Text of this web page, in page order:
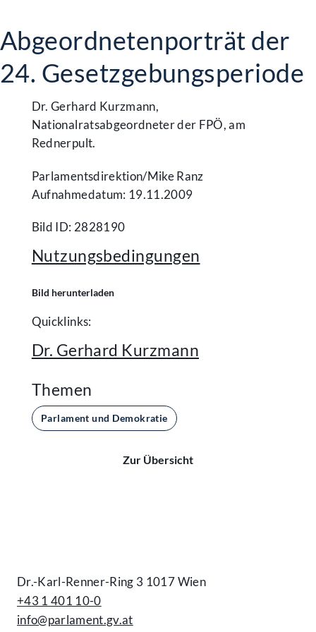
Abgeordnetenporträt der
24. Gesetzgebungsperiode
Dr. Gerhard Kurzmann,
Nationalratsabgeordneter der FPÖ, am
Rednerpult.
Parlamentsdirektion/​Mike Ranz
Aufnahmedatum: 19.11.2009
Bild ID: 2828190
Nutzungsbedingungen
Bild herunterladen
Quicklinks:
Dr. Gerhard Kurzmann
Themen
Parlament und Demokratie
Zur Übersicht
Dr.-Karl-Renner-Ring 3 1017 Wien
+43 1 401 10-0
info@parlament.gv.at